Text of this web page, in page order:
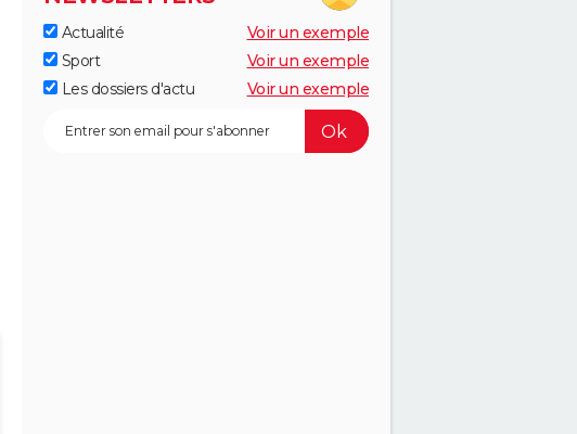
Actualité
Voir un exemple
Sport
Voir un exemple
Les dossiers d'actu
Voir un exemple